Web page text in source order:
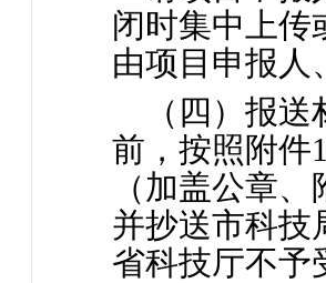
闭时集中上传
由项目申报人
（四）报
前，按照附件
（加盖公章
并抄送市科技
省科技厅不予